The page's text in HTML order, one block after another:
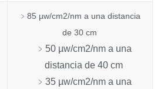
﹥85 µw/cm2/nm a una distancia
de 30 cm
﹥50 µw/cm2/nm a una
distancia de 40 cm
﹥35 µw/cm2/nm a una